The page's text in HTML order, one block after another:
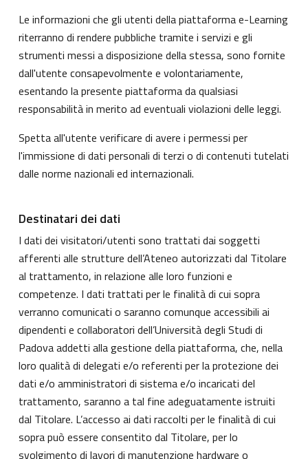
Le informazioni che gli utenti della piattaforma e-Learning
riterranno di rendere pubbliche tramite i servizi e gli
strumenti messi a disposizione della stessa, sono fornite
dall'utente consapevolmente e volontariamente,
esentando la presente piattaforma da qualsiasi
responsabilità in merito ad eventuali violazioni delle leggi.
Spetta all'utente verificare di avere i permessi per
l'immissione di dati personali di terzi o di contenuti tutelati
dalle norme nazionali ed internazionali.
Destinatari dei dati
I dati dei visitatori/utenti sono trattati dai soggetti
afferenti alle strutture dell’Ateneo autorizzati dal Titolare
al trattamento, in relazione alle loro funzioni e
competenze. I dati trattati per le finalità di cui sopra
verranno comunicati o saranno comunque accessibili ai
dipendenti e collaboratori dell’Università degli Studi di
Padova addetti alla gestione della piattaforma, che, nella
loro qualità di delegati e/o referenti per la protezione dei
dati e/o amministratori di sistema e/o incaricati del
trattamento, saranno a tal fine adeguatamente istruiti
dal Titolare. L’accesso ai dati raccolti per le finalità di cui
sopra può essere consentito dal Titolare, per lo
svolgimento di lavori di manutenzione hardware o